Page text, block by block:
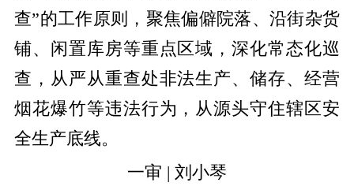
查”的工作原则，聚焦偏僻院落、沿街杂货
铺、闲置库房等重点区域，深化常态化巡
查，从严从重查处非法生产、储存、经营
烟花爆竹等违法行为，从源头守住辖区安
全生产底线。
一审 | 刘小琴